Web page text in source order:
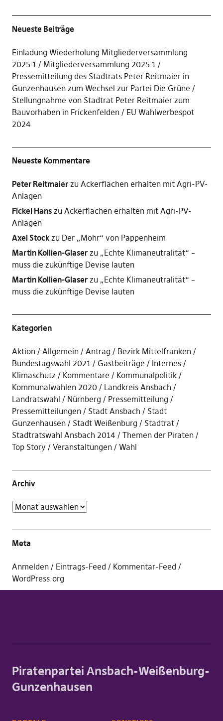
Neueste Beiträge
Einladung Wiederholung Mitgliederversammlung
2025.1
Mitgliederversammlung 2025.1
Pressemitteilung des Stadtrats Peter Reitmaier in
Gunzenhausen zum Wechsel zur Partei Die Grüne
Stellungnahme von Stadtrat Peter Reitmaier zum
Bauvorhaben in Frickenfelden
EU Wahlwerbespot
2024
Neueste Kommentare
Peter Reitmaierzu Ackerflächen erhalten mit Agri-PV-
Anlagen
Fickel Hanszu Ackerflächen erhalten mit Agri-PV-
Anlagen
Axel Stockzu Der „Mohr“ von Pappenheim
Martin Kollien-Glaserzu „Echte Klimaneutralität“ –
muss die zukünftige Devise lauten
Martin Kollien-Glaserzu „Echte Klimaneutralität“ –
muss die zukünftige Devise lauten
Kategorien
Aktion Allgemein Antrag
Bezirk Mittelfranken
Bundestagswahl 2021
Gastbeiträge
Internes
Klimaschutz
Kommentare
Kommunalpolitik
Kommunalwahlen 2020
Landkreis Ansbach
Landratswahl
Nürnberg
Pressemitteilung
Pressemitteilungen
Stadt Ansbach
Stadt
Gunzenhausen
Stadt Weißenburg
Stadtrat
Stadtratswahl Ansbach 2014
Themen der Piraten
Top Story
Veranstaltungen Wahl
Archiv
Meta
Anmelden Eintrags-Feed
Kommentar-Feed
WordPress.org
Piratenpartei Ansbach-Weißenburg-
Gunzenhausen